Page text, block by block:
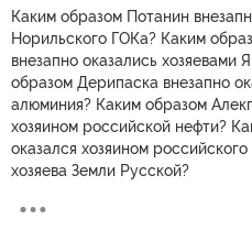
Каким образом Потанин
Норильского ГОКа? Каким
внезапно оказались хозяевами
образом Дерипаска внезапно
алюминия? Каким образом
хозяином российской нефти?
оказался хозяином
хозяева Земли Русской?